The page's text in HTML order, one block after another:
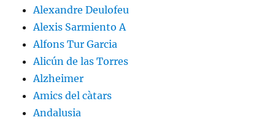
Alexandre Deulofeu
Alexis Sarmiento A
Alfons Tur Garcia
Alicún de las Torres
Alzheimer
Amics del càtars
Andalusia